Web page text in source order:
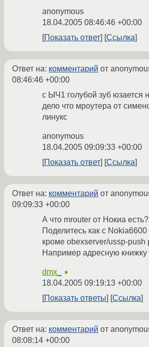
anonymous
18.04.2005 08:46:46 +00:00
Показать ответ
Ссылка
Ответ на: комментарий от
08:46:46 +00:00
с ЫЧ1 голубой зуб юзается
дело что мроутера от
линукс
anonymous
18.04.2005 09:09:33 +00:00
Показать ответ
Ссылка
Ответ на: комментарий от
09:09:33 +00:00
А что mrouter от Нокиа есть?
Поделитесь как с Nokia6600
кроме obexserver/ussp-push
Например адресную книжку
dmx_ ★
18.04.2005 09:19:13 +00:00
Показать ответы
Ссылка
Ответ на: комментарий от
08:08:14 +00:00